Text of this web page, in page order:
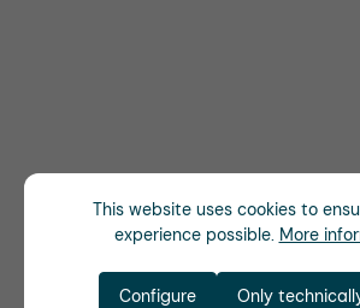
This website uses cookies to
experience possible. More
Only
Configure